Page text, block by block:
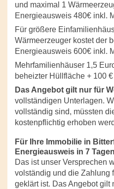
und maximal 1
Energieausweis 480€ inkl.
Für größere
Wärmeerzeuger kostet der
Energieausweis 600€ inkl.
Mehrfamilienhäuser 1,5
beheizter Hüllfläche + 100
Das Angebot gilt nur für
vollständigen Unterlagen.
vollständig sind, müssten
kostenpflichtig erhoben
Für Ihre Immobilie in
Energieausweis in 7 Tagen
Das ist unser Versprechen
volständig und die Zahlung
geklärt ist. Das Angebot gilt